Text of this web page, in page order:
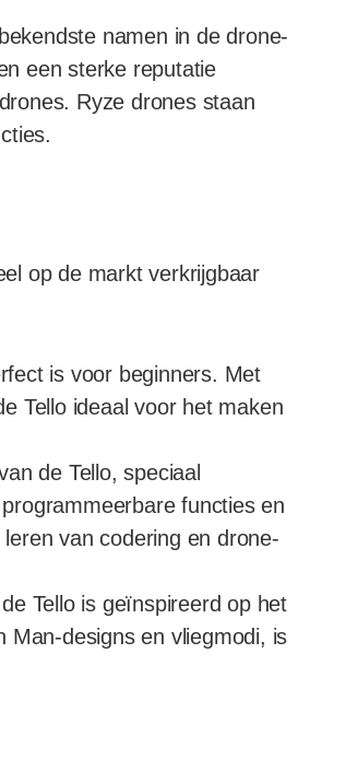
namen in de drone-
een sterke reputatie
Ryze drones staan
op de markt verkrijgbaar
is voor beginners. Met
Tello ideaal voor het maken
de Tello, speciaal
functies en
van codering en drone-
Tello is geïnspireerd op het
Man-designs en vliegmodi, is